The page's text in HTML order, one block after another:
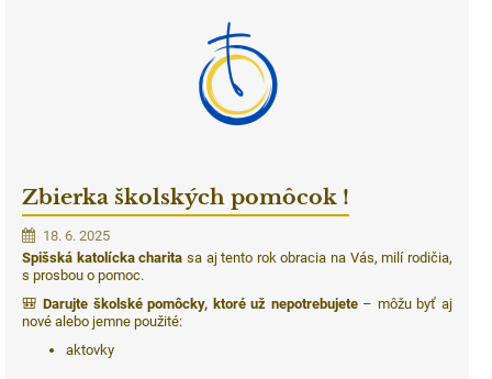
Zbierka školských pomôcok !
18. 6. 2025
Spišská katolícka charita sa aj tento rok obracia na Vás, milí rodičia,
s prosbou o pomoc.
🎒Darujte školské pomôcky, ktoré už nepotrebujete– môžu byť aj
nové alebo jemne použité:
aktovky